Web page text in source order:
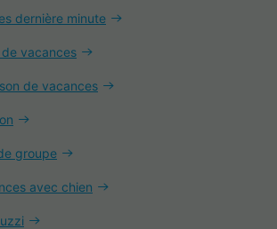
dernière minute
vacances
de vacances
groupe
avec chien